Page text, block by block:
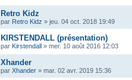
Retro Kidz
par Retro Kidz » jeu. 04 oct. 2018 19:49
KIRSTENDALL (présentation)
par Kirstendall » mer. 10 août 2016 12:03
Xhander
par Xhander » mar. 02 avr. 2019 15:36